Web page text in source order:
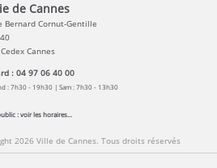
de Cannes
Bernard Cornut-Gentille
Cannes
: 04 97 06 40 00
: 7h30 - 19h30 | Sam : 7h30 - 13h30
:voir les horaires...
2026 Ville de Cannes. Tous droits réservés